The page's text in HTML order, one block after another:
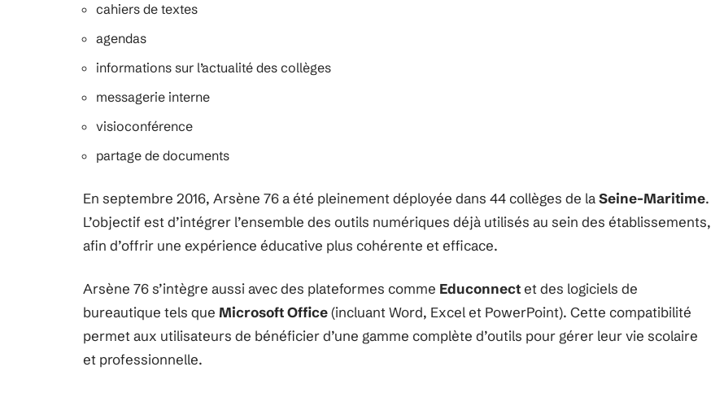
cahiers de textes
agendas
informations sur l’actualité des collèges
messagerie interne
visioconférence
partage de documents
En septembre 2016, Arsène 76 a été pleinement déployée dans 44 collèges de laSeine-Maritime.
L’objectif est d’intégrer l’ensemble des outils numériques déjà utilisés au sein des établissements,
afin d’offrir une expérience éducative plus cohérente et efficace.
Arsène 76 s’intègre aussi avec des plateformes comme Educonnectet des logiciels de
bureautique tels que Microsoft Office(incluant Word, Excel et PowerPoint). Cette compatibilité
permet aux utilisateurs de bénéficier d’une gamme complète d’outils pour gérer leur vie scolaire
et professionnelle.